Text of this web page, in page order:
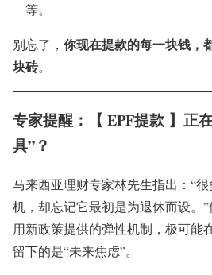
等。
别忘了， 你现在提款的每一块钱，
块砖。
专家提醒：【 EPF提款 】正
具”？
马来西亚理财专家林先生指出：“
机，却忘记它最初是为退休而设。
用新政策提供的弹性机制，极可能
留下的是“未来焦虑”。